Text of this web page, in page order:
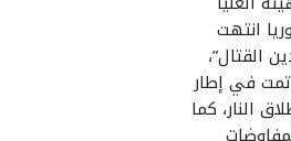
انتهت
القتال”،
في إطار
النار، كما